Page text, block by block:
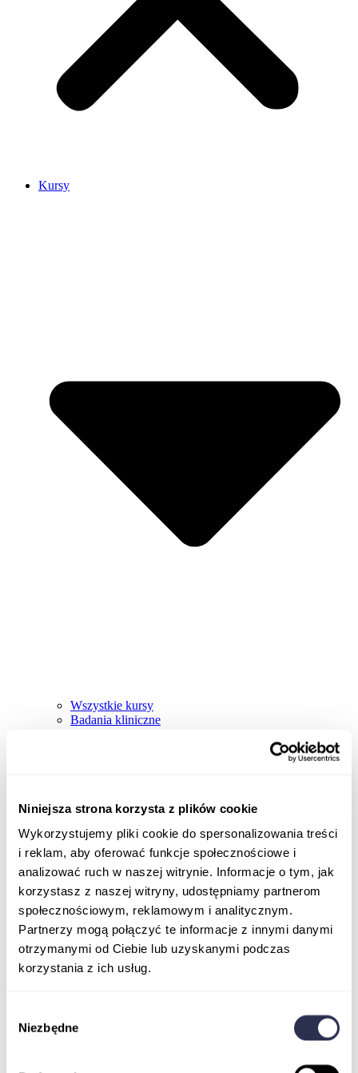
Niniejsza strona korzysta z plików cookie
Wykorzystujemy pliki cookie do spersonalizowania treści
i reklam, aby oferować funkcje społecznościowe i
analizować ruch w naszej witrynie. Informacje o tym, jak
korzystasz z naszej witryny, udostępniamy partnerom
społecznościowym, reklamowym i analitycznym.
Partnerzy mogą połączyć te informacje z innymi danymi
otrzymanymi od Ciebie lub uzyskanymi podczas
korzystania z ich usług.
zgody
Niezbędne
Kursy
Wszystkie kursy
Badania kliniczne